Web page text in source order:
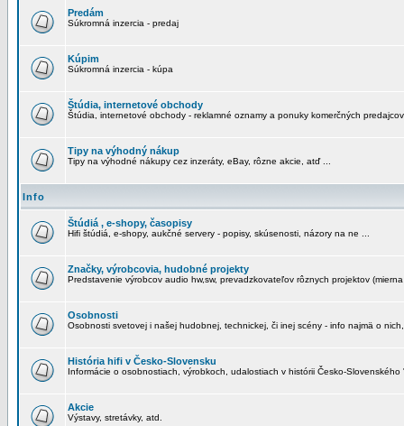
Predám
Súkromná inzercia - predaj
Kúpim
Súkromná inzercia - kúpa
Štúdia, internetové obchody
Štúdia, internetové obchody - reklamné oznamy a ponuky komerčných predajcov
Tipy na výhodný nákup
Tipy na výhodné nákupy cez inzeráty, eBay, rôzne akcie, atď ...
Info
Štúdiá , e-shopy, časopisy
Hifi štúdiá, e-shopy, aukčné servery - popisy, skúsenosti, názory na ne ...
Značky, výrobcovia, hudobné projekty
Predstavenie výrobcov audio hw,sw, prevadzkovateľov rôznych projektov
Osobnosti
Osobnosti svetovej i našej hudobnej, technickej, či inej scény - info najmä o
História hifi v Česko-Slovensku
Informácie o osobnostiach, výrobkoch, udalostiach v histórii Česko-Slovenského
Akcie
Výstavy, stretávky, atd.